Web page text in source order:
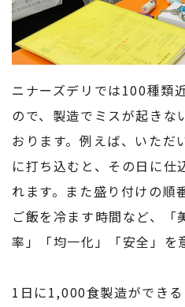
ニナーズデリでは100種類
ので、製造でミスが起きな
おります。例えば、いただ
に打ち込むと、その日に仕
れます。また盛り付けの順
ご飯を冷ます時間など、「
率」「均一化」「安全」を
1日に1,000食製造ができ